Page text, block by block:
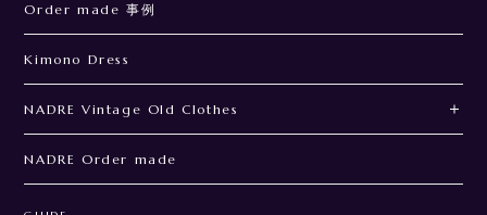
Order made 事例
Kimono Dress
NADRE Vintage Old Clothes
NADRE Order made